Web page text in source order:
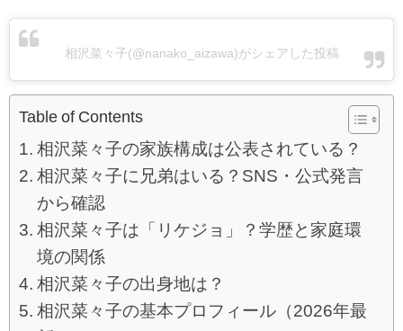
相沢菜々子(@nanako_aizawa)がシェアした投稿
Table of Contents
相沢菜々子の家族構成は公表されている？
相沢菜々子に兄弟はいる？SNS・公式発言
から確認
相沢菜々子は「リケジョ」？学歴と家庭環
境の関係
相沢菜々子の出身地は？
相沢菜々子の基本プロフィール（2026年最